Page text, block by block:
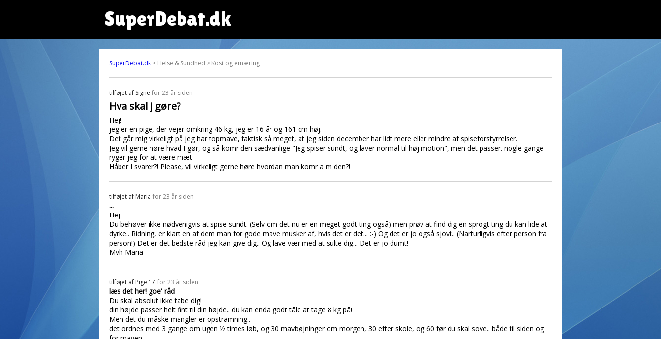
SuperDebat.dk
SuperDebat.dk > Helse & Sundhed > Kost og ernæring
tilføjet af Signe for 23 år siden
Hva skal j gøre?
Hej!
jeg er en pige, der vejer omkring 46 kg, jeg er 16 år og 161 cm høj.
Det går mig virkeligt på jeg har topmave, faktisk så meget, at jeg siden december har lidt mere eller mindre af spiseforstyrrelser.
Jeg vil gerne høre hvad I gør, og så komr den sædvanlige "Jeg spiser sundt, og laver normal til høj motion", men det passer. nogle gange
ryger jeg for at være mæt
Håber I svarer?! Please, vil virkeligt gerne høre hvordan man komr a m den?!
tilføjet af Maria for 23 år siden
...
Hej
Du behøver ikke nødvenigvis at spise sundt. (Selv om det nu er en meget godt ting også) men prøv at find dig en sprogt ting du kan lide at
dyrke.. Ridning, er klart en af dem man for gode mave musker af, hvis det er det... :-) Og det er jo også sjovt.. (Narturligvis efter person fra
person!) Det er det bedste råd jeg kan give dig.. Og lave vær med at sulte dig... Det er jo dumt!
Mvh Maria
tilføjet af Pige 17 for 23 år siden
læs det her! goe' råd
Du skal absolut ikke tabe dig!
din højde passer helt fint til din højde.. du kan enda godt tåle at tage 8 kg på!
Men det du måske mangler er opstramning..
det ordnes med 3 gange om ugen ½ times løb, og 30 mavbøjninger om morgen, 30 efter skole, og 60 før du skal sove.. både til siden og